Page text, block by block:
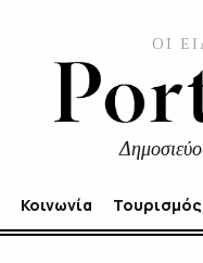
ΟΙ
Κοινωνία Τουρισμός